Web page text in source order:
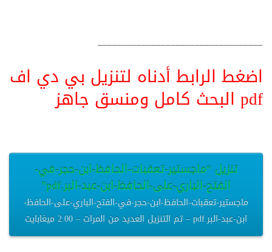
__________________________________
اضغط الرابط أدناه لتنزيل بي دي اف
pdf البحث كامل ومنسق جاهز
تنزيل “ماجستير-تعقبات-الحافظ-ابن-حجر-في-
الفتح-الباري-على-الحافظ-ابن-عبد-البر.pdf”
ماجستير-تعقبات-الحافظ-ابن-حجر-في-الفتح-الباري-على-الحافظ-
ابن-عبد-البر.pdf – تم التنزيل العديد من المرات – 2.00 ميغابايت